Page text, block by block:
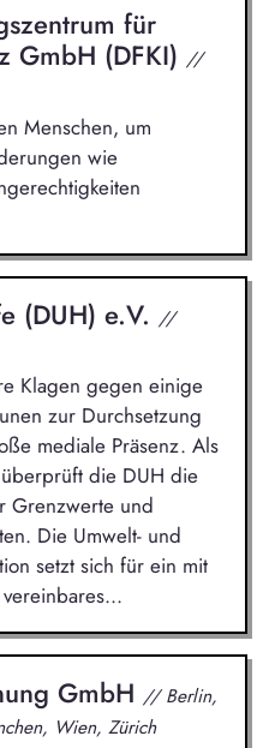
für
GmbH (DFKI) //
Menschen, um
wie
(DUH) e.V. //
Klagen gegen einige
zur Durchsetzung
mediale Präsenz. Als
die DUH die
Grenzwerte und
Die Umwelt- und
setzt sich für ein mit
GmbH // Berlin,
Wien, Zürich